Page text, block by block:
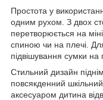
Простота у
одним рухом. З двох
перетворюється на
спиною чи на плечі.
підвішування сумки на
Стильний дизайн
повсякденний
аксесуаром дитина